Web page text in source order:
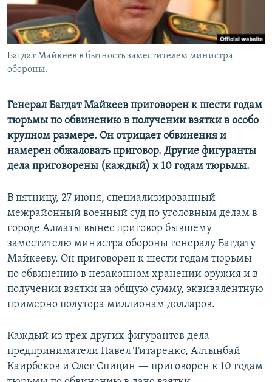
Багдат Майкеев в бытность заместителем министра
обороны.
Генерал Багдат Майкеев приговорен к шести годам
тюрьмы по обвинению в получении взятки в особо
крупном размере. Он отрицает обвинения и
намерен обжаловать приговор. Другие фигуранты
дела приговорены (каждый) к 10 годам тюрьмы.
В пятницу, 27 июня, специализированный
межрайонный военный суд по уголовным делам в
городе Алматы вынес приговор бывшему
заместителю министра обороны генералу Багдату
Майкееву. Он приговорен к шести годам тюрьмы
по обвинению в незаконном хранении оружия и в
получении взятки на общую сумму, эквивалентную
примерно полутора миллионам долларов.
Каждый из трех других фигурантов дела —
предприниматели Павел Титаренко, Алтынбай
Каирбеков и Олег Спицин — приговорен к 10 годам